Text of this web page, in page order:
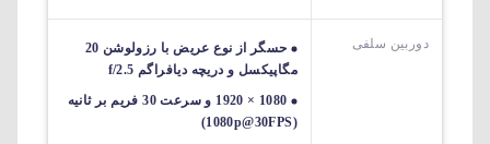
دوربین سلفی
حسگر از نوع عریض با رزولوشن 20
مگاپیکسل و دریچه دیافراگم f/2.5
1080 × 1920 و سرعت 30 فریم بر ثانیه
(1080p@30FPS)